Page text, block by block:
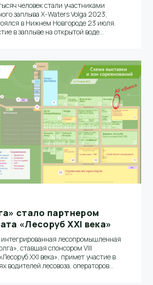
человек стали участниками
заплыва Х-Waters Volga 2023,
в Нижнем Новгороде 23 июля.
в заплыве на открытой воде
стало партнером
«Лесоруб XXI века»
интегрированная лесопромышленная
ставшая спонсором VIII
XXI века», примет участие в
водителей лесовоза, операторов